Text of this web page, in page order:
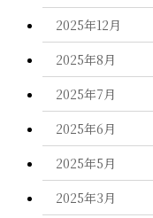
2025年12月
2025年8月
2025年7月
2025年6月
2025年5月
2025年3月